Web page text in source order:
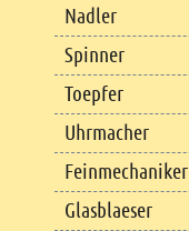
Nadler
Spinner
Toepfer
Uhrmacher
Feinmechaniker
Glasblaeser